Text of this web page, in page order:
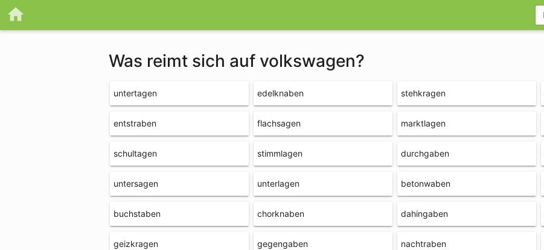
Was reimt sich auf volkswagen?
untertagen edelknaben stehkragen
entstraben flachsagen marktlagen
schultagen stimmlagen durchgaben
untersagen unterlagen betonwaben
buchstaben chorknaben dahingaben
geizkragen gegengaben nachtraben